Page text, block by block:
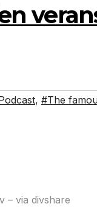
, #The
– via divshare